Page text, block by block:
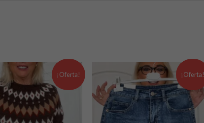
¡Oferta!
precio
original
era:
39,99 €.
El
precio
actual
es:
19,99 €.
¡Oferta!
precio
original
era:
24,99 €.
El
precio
actual
es:
9,99 €.